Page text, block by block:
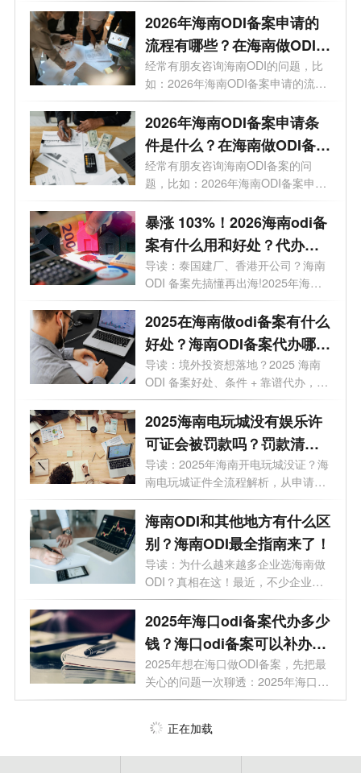
2026年海南ODI备案申请的
流程有哪些？在海南做ODI备
案通过几率高吗？
经常有朋友咨询海南ODI的问题，比
如：2026年海南ODI备案申请的流程
有哪些？...
2026年海南ODI备案申请条
件是什么？在海南做ODI备案
有什么好处?
经常有朋友咨询海南ODI备案的问
题，比如：2026年海南ODI备案申请
条件是什么...
暴涨 103%！2026海南odi备
案有什么用和好处？代办选
哪家？一文讲透
导读：泰国建厂、香港开公司？海南
ODI 备案先搞懂再出海!2025年海南
企业境外...
2025在海南做odi备案有什么
好处？海南ODI备案代办哪家
靠谱？一文了解
导读：境外投资想落地？2025 海南
ODI 备案好处、条件 + 靠谱代办，全
给你整...
2025海南电玩城没有娱乐许
可证会被罚款吗？罚款清单
+避坑指南
导读：2025年海南开电玩城没证？海
南电玩城证件全流程解析，从申请到
拿证...
海南ODI和其他地方有什么区
别？海南ODI最全指南来了！
导读：为什么越来越多企业选海南做
ODI？真相在这！最近，不少企业老
板正在...
2025年海口odi备案代办多少
钱？海口odi备案可以补办
吗？
2025年想在海口做ODI备案，先把最
关心的问题一次聊透：2025年海口
odi备案对企...
正在加载